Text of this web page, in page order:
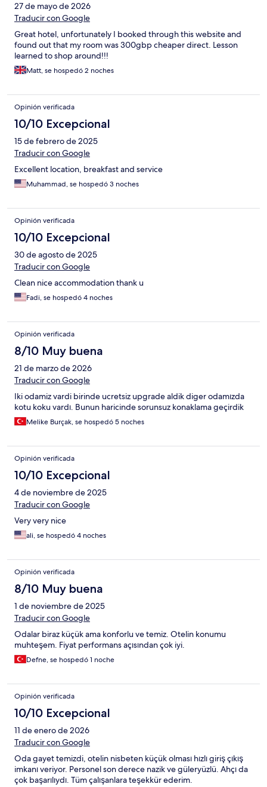
27 de mayo de 2026
Traducir con Google
Great hotel, unfortunately I booked through this website and
found out that my room was 300gbp cheaper direct. Lesson
learned to shop around!!!
Matt, se hospedó 2 noches
Opinión verificada
10/10 Excepcional
15 de febrero de 2025
Traducir con Google
Excellent location, breakfast and service
Muhammad, se hospedó 3 noches
Opinión verificada
10/10 Excepcional
30 de agosto de 2025
Traducir con Google
Clean nice accommodation thank u
Fadi, se hospedó 4 noches
Opinión verificada
8/10 Muy buena
21 de marzo de 2026
Traducir con Google
Iki odamiz vardi birinde ucretsiz upgrade aldik diger odamızda
kotu koku vardı. Bunun haricinde sorunsuz konaklama geçirdik
Melike Burçak, se hospedó 5 noches
Opinión verificada
10/10 Excepcional
4 de noviembre de 2025
Traducir con Google
Very very nice
ali, se hospedó 4 noches
Opinión verificada
8/10 Muy buena
1 de noviembre de 2025
Traducir con Google
Odalar biraz küçük ama konforlu ve temiz. Otelin konumu
muhteşem. Fiyat performans açısından çok iyi.
Defne, se hospedó 1 noche
Opinión verificada
10/10 Excepcional
11 de enero de 2026
Traducir con Google
Oda gayet temizdi, otelin nisbeten küçük olması hızlı giriş çıkış
imkanı veriyor. Personel son derece nazik ve güleryüzlü. Ahçı da
çok başarılıydı. Tüm çalışanlara teşekkür ederim.